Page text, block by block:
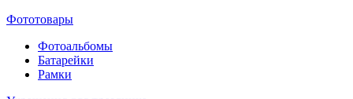
Фототовары
Фотоальбомы
Батарейки
Рамки